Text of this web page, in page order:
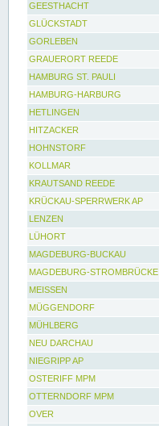
GEESTHACHT
GLÜCKSTADT
GORLEBEN
GRAUERORT REEDE
HAMBURG ST. PAULI
HAMBURG-HARBURG
HETLINGEN
HITZACKER
HOHNSTORF
KOLLMAR
KRAUTSAND REEDE
KRÜCKAU-SPERRWERK AP
LENZEN
LÜHORT
MAGDEBURG-BUCKAU
MAGDEBURG-STROMBRÜCKE
MEISSEN
MÜGGENDORF
MÜHLBERG
NEU DARCHAU
NIEGRIPP AP
OSTERIFF MPM
OTTERNDORF MPM
OVER